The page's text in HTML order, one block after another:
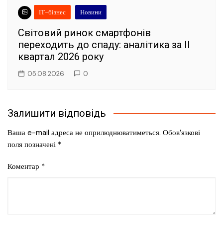
ІТ-бізнес Новини
Світовий ринок смартфонів
переходить до спаду: аналітика за II
квартал 2026 року
05.08.2026 0
Залишити відповідь
Ваша e-mail адреса не оприлюднюватиметься. Обов’язкові
поля позначені *
Коментар *